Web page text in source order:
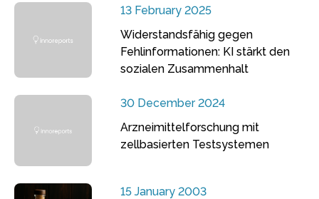
13 February 2025
Widerstandsfähig gegen
Fehlinformationen: KI stärkt den
sozialen Zusammenhalt
30 December 2024
Arzneimittelforschung mit
zellbasierten Testsystemen
15 January 2003